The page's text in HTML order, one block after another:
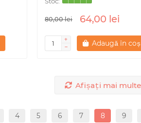
80,00 lei 64,00 lei
Adaugă în coș
Afișați mai multe
4 5 6 7 8 9